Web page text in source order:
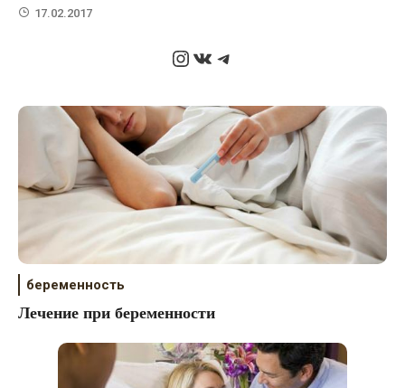
17.02.2017
Instagram
ВКонтакте
Telegram
беременность
Лечение при беременности